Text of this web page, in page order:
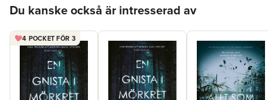
Du kanske också är intresserad av
4 POCKET FÖR 3